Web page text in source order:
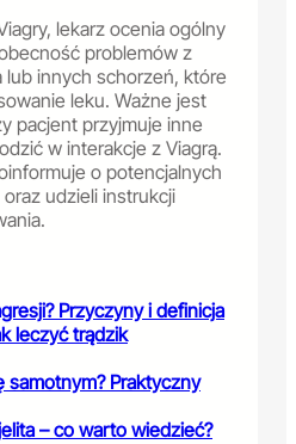
lekarz ocenia ogólny
problemów z
lub innych schorzeń, które
leku. Ważne jest
pacjent przyjmuje inne
w interakcje z Viagrą.
o potencjalnych
udzieli instrukcji
Przyczyny i definicja
leczyć trądzik
samotnym? Praktyczny
– co warto wiedzieć?